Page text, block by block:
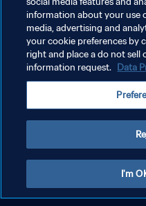
POLÍTICA DE PRIVACIDADE
TERMOS DE SERVIÇO
ADMINISTRAR AS PREFERÊNCIAS
information about your use
media, advertising and
your cookie preferences by
right and place a do not sell
information request. Data
I'm